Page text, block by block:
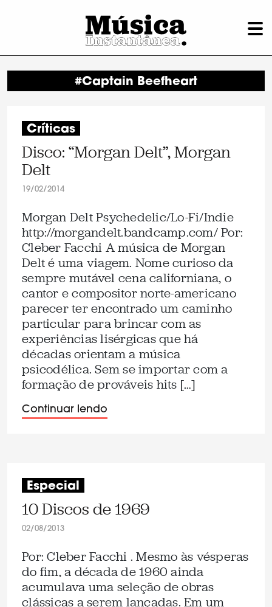
#Captain Beefheart
Críticas
Disco: “Morgan Delt”, Morgan
Delt
19/02/2014
Morgan Delt Psychedelic/Lo-Fi/Indie
http://morgandelt.bandcamp.com/ Por:
Cleber Facchi A música de Morgan
Delt é uma viagem. Nome curioso da
sempre mutável cena californiana, o
cantor e compositor norte-americano
parecer ter encontrado um caminho
particular para brincar com as
experiências lisérgicas que há
décadas orientam a música
psicodélica. Sem se importar com a
formação de prováveis hits […]
Continuar lendo
Especial
10 Discos de 1969
02/08/2013
Por: Cleber Facchi . Mesmo às vésperas
do fim, a década de 1960 ainda
acumulava uma seleção de obras
clássicas a serem lançadas. Em um